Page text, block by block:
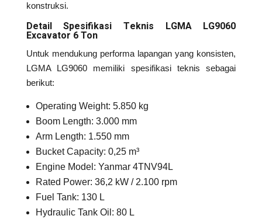
konstruksi.
Detail Spesifikasi Teknis LGMA LG9060
Excavator 6 Ton
Untuk mendukung performa lapangan yang konsisten,
LGMA LG9060 memiliki spesifikasi teknis sebagai
berikut:
Operating Weight: 5.850 kg
Boom Length: 3.000 mm
Arm Length: 1.550 mm
Bucket Capacity: 0,25 m³
Engine Model: Yanmar 4TNV94L
Rated Power: 36,2 kW / 2.100 rpm
Fuel Tank: 130 L
Hydraulic Tank Oil: 80 L